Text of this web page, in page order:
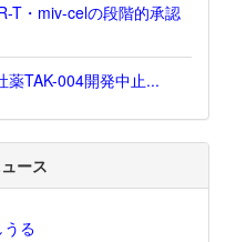
T・miv-celの段階的承認
薬TAK-004開発中止...
ース
る